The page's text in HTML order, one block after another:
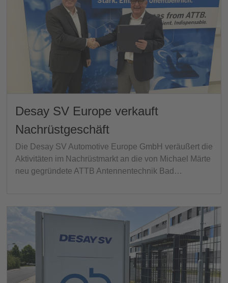
Desay SV Europe verkauft
Nachrüstgeschäft
Die Desay SV Automotive Europe GmbH veräußert die
Aktivitäten im Nachrüstmarkt an die von Michael Märte
neu gegründete ATTB Antennentechnik Bad…